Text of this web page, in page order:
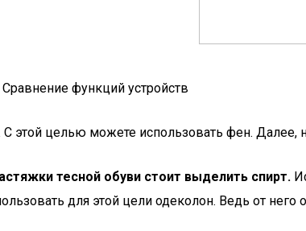
функций устройств
С этой целью можете использовать фен. Далее,
тесной обуви стоит выделить спирт.
для этой цели одеколон. Ведь от